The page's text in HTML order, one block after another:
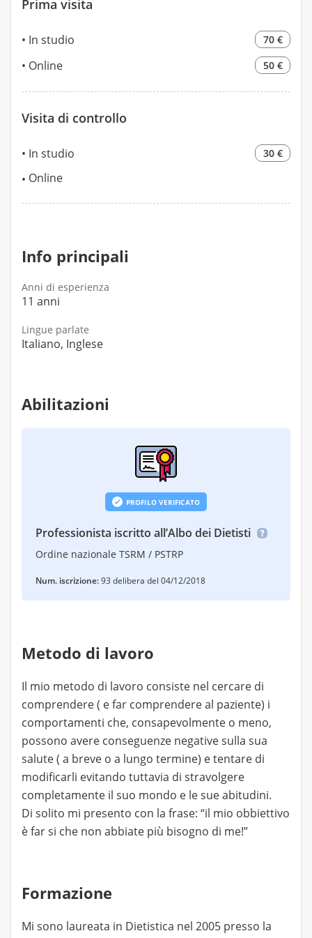
Prima visita
In studio 70 €
Online 50 €
Visita di controllo
In studio 30 €
Online
Info principali
Anni di esperienza
11 anni
Lingue parlate
Italiano, Inglese
Abilitazioni
PROFILO VERIFICATO
Professionista iscritto all’Albo dei Dietisti
Ordine nazionale TSRM / PSTRP
Num. iscrizione:93 delibera del 04/12/2018
Metodo di lavoro
Il mio metodo di lavoro consiste nel cercare di
comprendere ( e far comprendere al paziente) i
comportamenti che, consapevolmente o meno,
possono avere conseguenze negative sulla sua
salute ( a breve o a lungo termine) e tentare di
modificarli evitando tuttavia di stravolgere
completamente il suo mondo e le sue abitudini.
Di solito mi presento con la frase: “il mio obbiettivo
è far si che non abbiate più bisogno di me!”
Formazione
Mi sono laureata in Dietistica nel 2005 presso la